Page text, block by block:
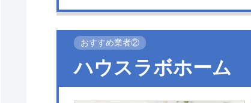
●支払い方法
現金、銀行振込
おすすめ業者②
ハウスラボホーム